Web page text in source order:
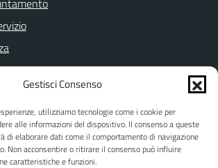
Gestisci Consenso
utilizziamo tecnologie come i cookie per
alle informazioni del dispositivo. Il consenso a queste
di elaborare dati come il comportamento di navigazione
Non acconsentire o ritirare il consenso può influire
caratteristiche e funzioni.
dei servizi